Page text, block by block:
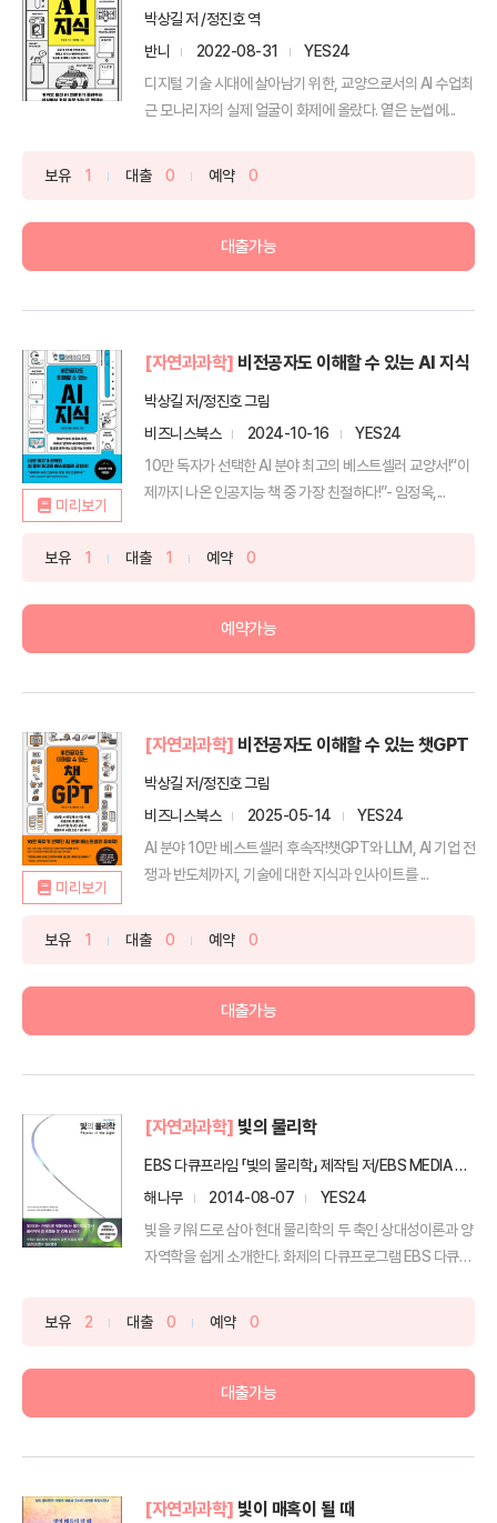
박상길 저 /정진호 역
반니
2022-08-31
YES24
디지털 기술 시대에 살아남기 위한, 교양으로서의 AI 수업최
근 모나리자의 실제 얼굴이 화제에 올랐다. 옅은 눈썹에...
보유 1 대출 0 예약 0
대출가능
미리보기
[자연과과학] 비전공자도 이해할 수 있는 AI 지식
박상길 저/정진호 그림
비즈니스북스
2024-10-16
YES24
10만 독자가 선택한 AI 분야 최고의 베스트셀러 교양서!“이
제까지 나온 인공지능 책 중 가장 친절하다!”- 임정욱,...
보유 1 대출 1 예약 0
예약가능
미리보기
[자연과과학] 비전공자도 이해할 수 있는 챗GPT
박상길 저/정진호 그림
비즈니스북스
2025-05-14
YES24
AI 분야 10만 베스트셀러 후속작!챗GPT와 LLM, AI 기업 전
쟁과 반도체까지, 기술에 대한 지식과 인사이트를 ...
보유 1 대출 0 예약 0
대출가능
[자연과과학] 빛의 물리학
EBS 다큐프라임 「빛의 물리학」 제작팀 저/EBS MEDIA 기획/홍성욱 감수
해나무
2014-08-07
YES24
빛을 키워드로 삼아 현대 물리학의 두 축인 상대성이론과 양
자역학을 쉽게 소개한다. 화제의 다큐프로그램 EBS 다큐프
보유 2 대출 0 예약 0
대출가능
[자연과과학] 빛이 매혹이 될 때